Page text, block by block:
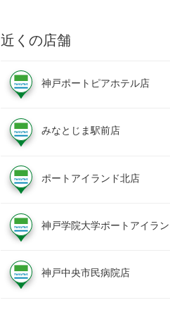
近くの店舗
神戸ポートピアホテル店
みなとじま駅前店
ポートアイランド北店
神戸学院大学ポートアイラ
神戸中央市民病院店